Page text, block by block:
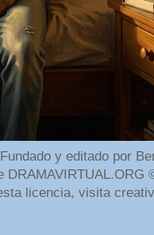
y editado por
DRAMAVIRTUAL.ORG
licencia, visita